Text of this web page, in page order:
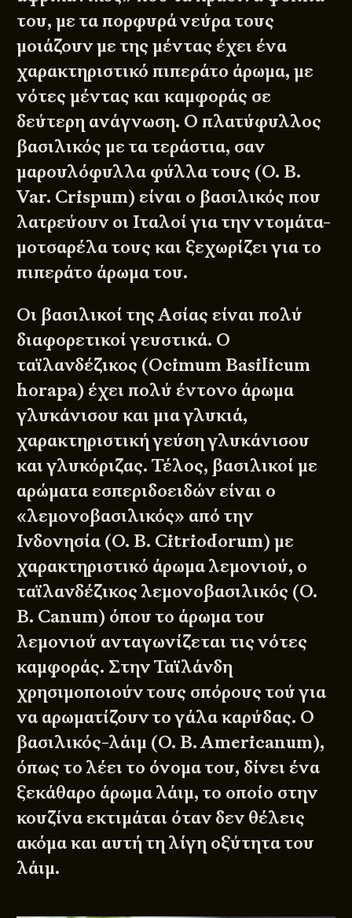
του, με τα πορφυρά νεύρα τους
μοιάζουν με της μέντας έχει ένα
χαρακτηριστικό πιπεράτο άρωμα, με
νότες μέντας και καμφοράς σε
δεύτερη ανάγνωση. Ο πλατύφυλλος
βασιλικός με τα τεράστια, σαν
μαρουλόφυλλα φύλλα τους (O. B.
Var. Crispum) είναι ο βασιλικός που
λατρεύουν οι Ιταλοί για την ντομάτα-
μοτσαρέλα τους και ξεχωρίζει για το
πιπεράτο άρωμα του.
Οι βασιλικοί της Ασίας είναι πολύ
διαφορετικοί γευστικά. Ο
ταϊλανδέζικος (Ocimum Basilicum
horapa) έχει πολύ έντονο άρωμα
γλυκάνισου και μια γλυκιά,
χαρακτηριστική γεύση γλυκάνισου
και γλυκόριζας. Τέλος, βασιλικοί με
αρώματα εσπεριδοειδών είναι ο
«λεμονοβασιλικός» από την
Ινδονησία (O. B. Citriodorum) με
χαρακτηριστικό άρωμα λεμονιού, ο
ταϊλανδέζικος λεμονοβασιλικός (O.
B. Canum) όπου το άρωμα του
λεμονιού ανταγωνίζεται τις νότες
καμφοράς. Στην Ταϊλάνδη
χρησιμοποιούν τους σπόρους τού για
να αρωματίζουν το γάλα καρύδας. Ο
βασιλικός-λάιμ (O. B. Americanum),
όπως το λέει το όνομα του, δίνει ένα
ξεκάθαρο άρωμα λάιμ, το οποίο στην
κουζίνα εκτιμάται όταν δεν θέλεις
ακόμα και αυτή τη λίγη οξύτητα του
λάιμ.